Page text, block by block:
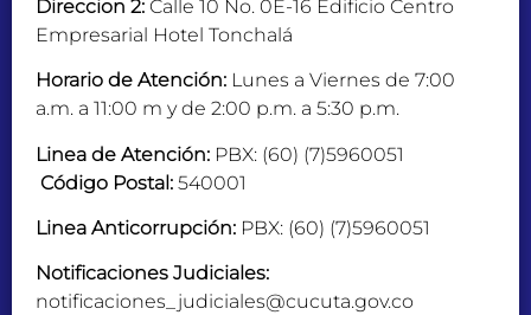
Direccion 2: Calle 10 No. 0E-16 Edificio Centro
Empresarial Hotel Tonchalá
Horario de Atención: Lunes a Viernes de 7:00
a.m. a 11:00 m y de 2:00 p.m. a 5:30 p.m.
Linea de Atención: PBX: (60) (7)5960051
Código Postal: 540001
Linea Anticorrupción: PBX: (60) (7)5960051
Notificaciones Judiciales:
notificaciones_judiciales@cucuta.gov.co